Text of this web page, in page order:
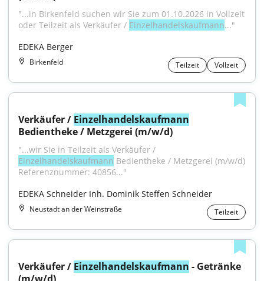
"...in Birkenfeld suchen wir Sie zum 01.10.2026 in Vollzeit
oder Teilzeit als Verkäufer / Einzelhandelskaufmann..."
EDEKA Berger
Birkenfeld Teilzeit Vollzeit
Verkäufer / Einzelhandelskaufmann
Bedientheke / Metzgerei (m/w/d)
Einzelhandelskaufmann Bedientheke / Metzgerei (m/w/d)
Referenznummer: 40856..."
EDEKA Schneider Inh. Dominik Steffen Schneider
Neustadt an der Weinstraße Teilzeit
Verkäufer / Einzelhandelskaufmann - Getränke